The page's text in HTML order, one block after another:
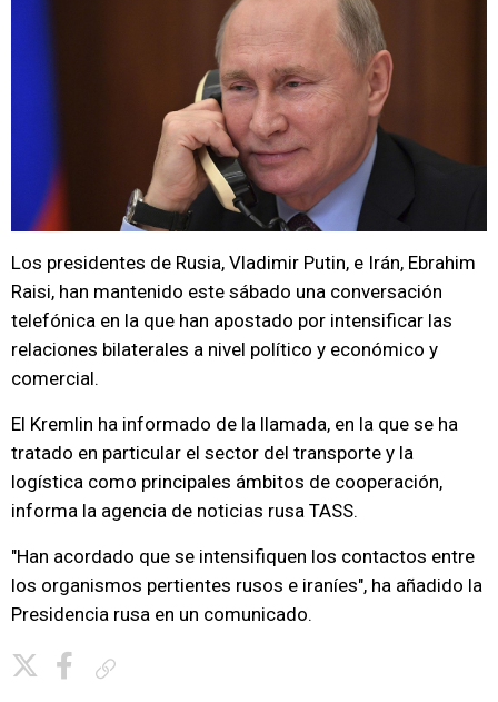
Los presidentes de Rusia, Vladimir Putin, e Irán, Ebrahim
Raisi, han mantenido este sábado una conversación
telefónica en la que han apostado por intensificar las
relaciones bilaterales a nivel político y económico y
comercial.
El Kremlin ha informado de la llamada, en la que se ha
tratado en particular el sector del transporte y la
logística como principales ámbitos de cooperación,
informa la agencia de noticias rusa TASS.
"Han acordado que se intensifiquen los contactos entre
los organismos pertientes rusos e iraníes", ha añadido la
Presidencia rusa en un comunicado.